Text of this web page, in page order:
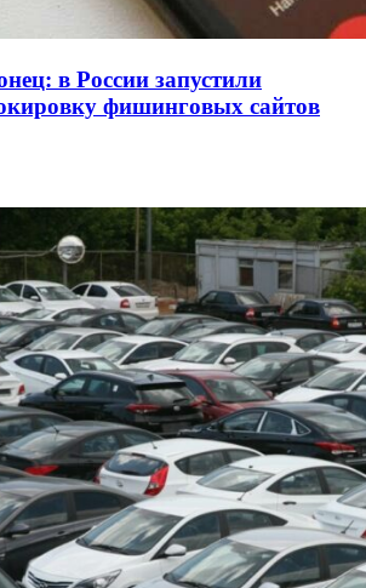
в России запустили
фишинговых сайтов